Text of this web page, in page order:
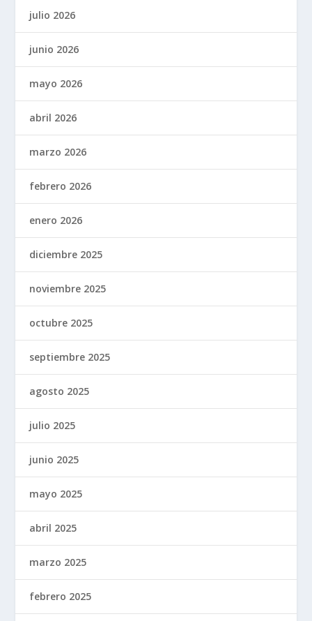
julio 2026
junio 2026
mayo 2026
abril 2026
marzo 2026
febrero 2026
enero 2026
diciembre 2025
noviembre 2025
octubre 2025
septiembre 2025
agosto 2025
julio 2025
junio 2025
mayo 2025
abril 2025
marzo 2025
febrero 2025